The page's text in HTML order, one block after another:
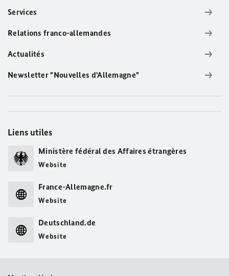
Services
Relations franco-allemandes
Actualités
Newsletter "Nouvelles d'Allemagne"
Liens utiles
Ministère fédéral des Affaires étrangères
Website
France-Allemagne.fr
Website
Deutschland.de
Website